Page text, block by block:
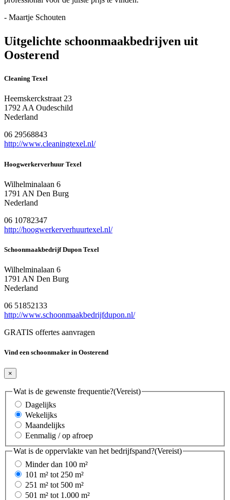
- Maartje Schouten
Uitgelichte schoonmaakbedrijven uit
Oosterend
Cleaning Texel
Heemskerckstraat 23
1792 AA Oudeschild
Nederland
06 29568843
http://www.cleaningtexel.nl/
Hoogwerkerverhuur Texel
Wilhelminalaan 6
1791 AN Den Burg
Nederland
06 10782347
http://hoogwerkerverhuurtexel.nl/
Schoonmaakbedrijf Dupon Texel
Wilhelminalaan 6
1791 AN Den Burg
Nederland
06 51852133
http://www.schoonmaakbedrijfdupon.nl/
GRATIS offertes aanvragen
Vind een schoonmaker in Oosterend
×
Wat is de gewenste frequentie?(Vereist)
Dagelijks
Wekelijks
Maandelijks
Eenmalig / op afroep
Wat is de oppervlakte van het bedrijfspand?(Vereist)
Minder dan 100 m²
101 m² tot 250 m²
251 m² tot 500 m²
501 m² tot 1.000 m²